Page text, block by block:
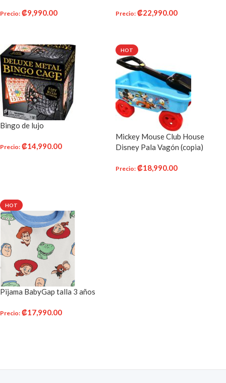
Precio: ₡9,990.00 Precio: ₡22,990.00
Bingo de lujo
Precio: ₡14,990.00
HOT
Mickey Mouse Club House
Disney Pala Vagón (copia)
Precio: ₡18,990.00
HOT
Pijama BabyGap talla 3 años
Precio: ₡17,990.00